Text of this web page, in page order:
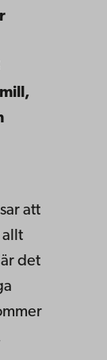
att
allt
det